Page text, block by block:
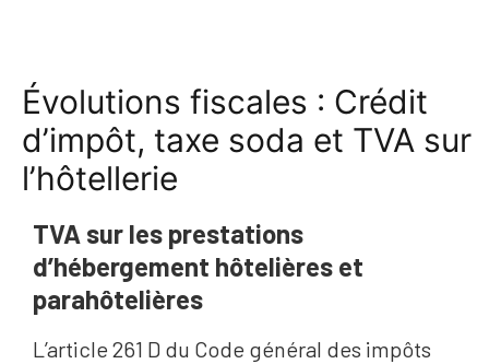
Évolutions fiscales : Crédit
d’impôt, taxe soda et TVA sur
l’hôtellerie
TVA sur les prestations
d’hébergement hôtelières et
parahôtelières
L’article 261 D du Code général des impôts